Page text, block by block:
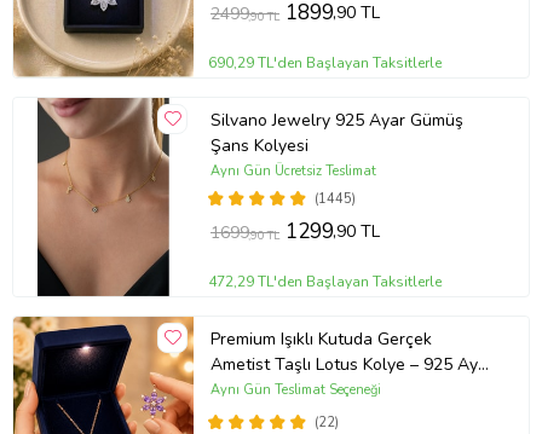
2499,90 TL 1899,90 TL
690,29 TL'den Başlayan Taksitlerle
Silvano Jewelry 925 Ayar Gümüş
Şans Kolyesi
(1445)
Aynı Gün Ücretsiz Teslimat
1699,90 TL 1299,90 TL
472,29 TL'den Başlayan Taksitlerle
Premium Işıklı Kutuda Gerçek
Ametist Taşlı Lotus Kolye – 925 Ayar
Gümüş Kadın Kolye
(22)
Aynı Gün Teslimat Seçeneği